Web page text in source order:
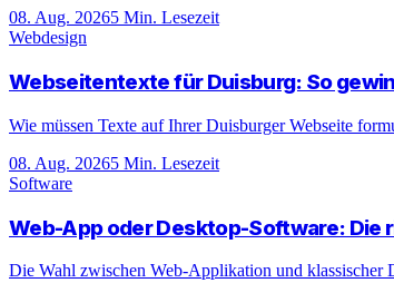
08. Aug. 20265 Min. Lesezeit
Webdesign
Webseitentexte für Duisburg: So
Wie müssen Texte auf Ihrer Duisburger Webseite
08. Aug. 20265 Min. Lesezeit
Software
Web-App oder Desktop-Software: Die
Die Wahl zwischen Web-Applikation und klassischer